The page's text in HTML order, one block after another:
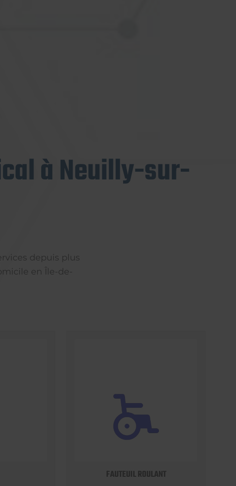
à Neuilly-sur-
depuis plus
en Île-de-
FAUTEUIL ROULANT